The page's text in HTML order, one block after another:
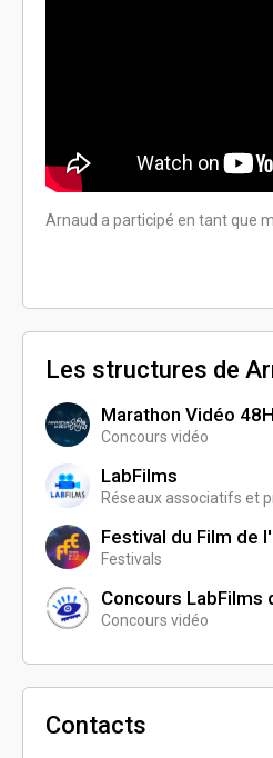
Arnaud a participé en tant que
Les structures de
Marathon Vidéo
Concours vidéo
LabFilms
Réseaux associatifs et
Festival du Film de
Festivals
Concours LabFilms
Concours vidéo
Contacts